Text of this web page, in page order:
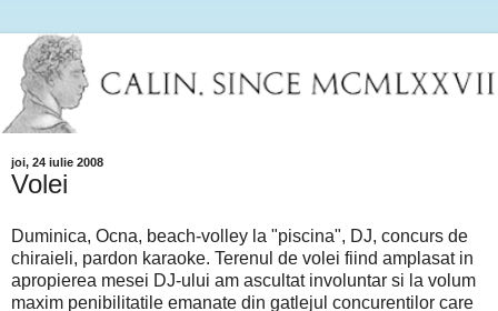
joi, 24 iulie 2008
Volei
Duminica, Ocna, beach-volley la "piscina", DJ, concurs de
chiraieli, pardon karaoke. Terenul de volei fiind amplasat in
apropierea mesei DJ-ului am ascultat involuntar si la volum
maxim penibilitatile emanate din gatlejul concurentilor care